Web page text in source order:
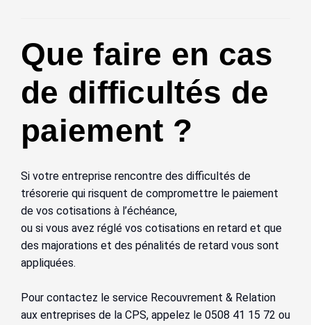
Que faire en cas
de difficultés de
paiement ?
Si votre entreprise rencontre des difficultés de
trésorerie qui risquent de compromettre le paiement
de vos cotisations à l’échéance,
ou si vous avez réglé vos cotisations en retard et que
des majorations et des pénalités de retard vous sont
appliquées.
Pour contactez le service Recouvrement & Relation
aux entreprises de la CPS, appelez le 0508 41 15 72 ou